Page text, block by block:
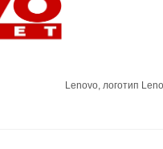
Lenovo, логотип